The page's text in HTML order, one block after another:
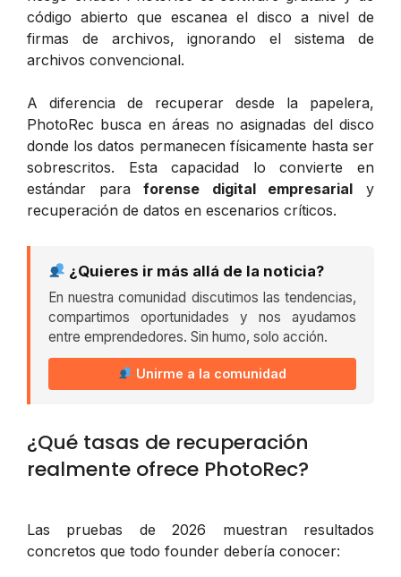
código abierto que escanea el disco a nivel de
firmas de archivos, ignorando el sistema de
archivos convencional.
A diferencia de recuperar desde la papelera,
PhotoRec busca en áreas no asignadas del disco
donde los datos permanecen físicamente hasta ser
sobrescritos. Esta capacidad lo convierte en
estándar paraforense digital empresarial y
recuperación de datos en escenarios críticos.
¿Quieres ir más allá de la noticia?
En nuestra comunidad discutimos las tendencias,
compartimos oportunidades y nos ayudamos
entre emprendedores. Sin humo, solo acción.
Unirme a la comunidad
¿Qué tasas de recuperación
realmente ofrece PhotoRec?
Las pruebas de 2026 muestran resultados
concretos que todo founder debería conocer: